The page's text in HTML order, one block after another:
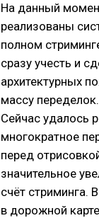
На данный
реализованы
полном
сразу учесть и
архитектурных
массу
Сейчас удалось
многократное
перед
значительное
счёт стриминга.
в дорожной